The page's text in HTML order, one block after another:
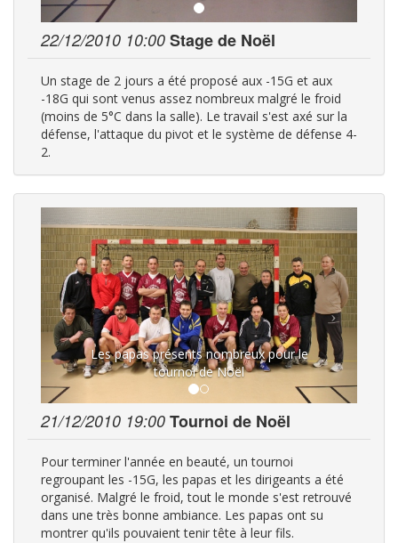
22/12/2010 10:00 Stage de Noël
Un stage de 2 jours a été proposé aux -15G et aux
-18G qui sont venus assez nombreux malgré le froid
(moins de 5°C dans la salle). Le travail s'est axé sur la
défense, l'attaque du pivot et le système de défense 4-
2.
Les papas présents nombreux pour le
tournoi de Noël
21/12/2010 19:00 Tournoi de Noël
Pour terminer l'année en beauté, un tournoi
regroupant les -15G, les papas et les dirigeants a été
organisé. Malgré le froid, tout le monde s'est retrouvé
dans une très bonne ambiance. Les papas ont su
montrer qu'ils pouvaient tenir tête à leur fils.